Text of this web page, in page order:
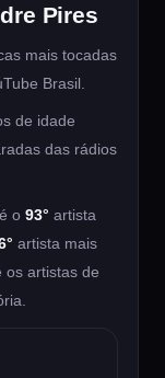
Pires
mais tocadas
Brasil.
de idade
das rádios
o 93° artista
artista mais
os artistas de